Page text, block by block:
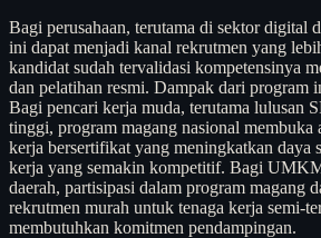
Bagi perusahaan, terutama di sektor digital
ini dapat menjadi kanal rekrutmen yang
kandidat sudah tervalidasi kompetensinya
dan pelatihan resmi. Dampak dari program
Bagi pencari kerja muda, terutama lulusan
tinggi, program magang nasional membuka
kerja bersertifikat yang meningkatkan daya
kerja yang semakin kompetitif. Bagi
daerah, partisipasi dalam program magang
rekrutmen murah untuk tenaga kerja semi-
membutuhkan komitmen pendampingan.